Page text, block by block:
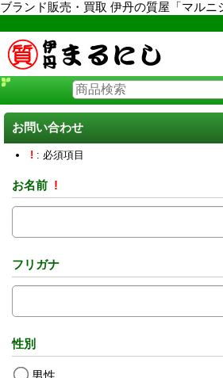
ブランド販売・買取 伊丹の質屋「マルニ
お問い合わせ
! : 必須項目
お名前 !
フリガナ
性別
男性